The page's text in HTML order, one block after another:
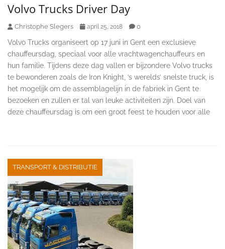
Volvo Trucks Driver Day
Christophe Slegers april 25, 2018 0
Volvo Trucks organiseert op 17 juni in Gent een exclusieve
chauffeursdag, speciaal voor alle vrachtwagenchauffeurs en
hun familie. Tijdens deze dag vallen er bijzondere Volvo trucks
te bewonderen zoals de Iron Knight, ’s werelds’ snelste truck, is
het mogelijk om de assemblagelijn in de fabriek in Gent te
bezoeken en zullen er tal van leuke activiteiten zijn. Doel van
deze chauffeursdag is om een groot feest te houden voor alle
TRANSPORT & DISTRIBUTIE